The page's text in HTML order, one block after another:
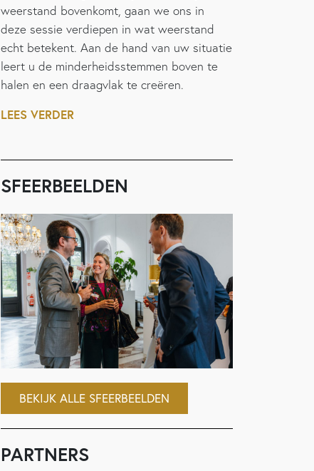
weerstand bovenkomt, gaan we ons in
deze sessie verdiepen in wat weerstand
echt betekent. Aan de hand van uw situatie
leert u de minderheidsstemmen boven te
halen en een draagvlak te creëren.
LEES VERDER
SFEERBEELDEN
BEKIJK ALLE SFEERBEELDEN
PARTNERS